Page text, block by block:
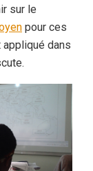
sur le
pour ces
dans